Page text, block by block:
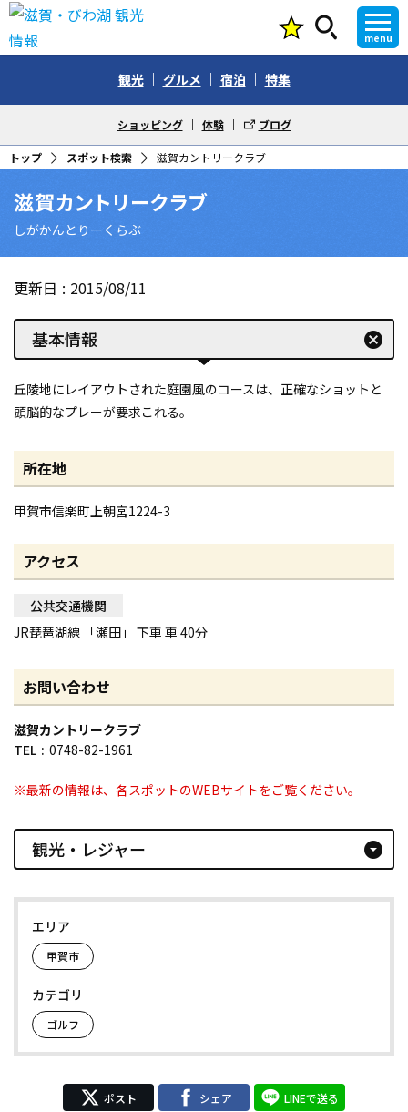
menu
観光 グルメ 宿泊 特集
ショッピング 体験 ブログ
トップ スポット検索 滋賀カントリークラブ
滋賀カントリークラブ
しがかんとりーくらぶ
更新日 2015/08/11
基本情報 cancel
丘陵地にレイアウトされた庭園風のコースは、正確なショットと
頭脳的なプレーが要求これる。
所在地
甲賀市信楽町上朝宮1224-3
アクセス
公共交通機関
JR琵琶湖線 「瀬田」 下車 車 40分
お問い合わせ
滋賀カントリークラブ
TEL
0748-82-1961
※最新の情報は、各スポットのWEBサイトをご覧ください。
観光・レジャー arrow_drop_down_circle
エリア
甲賀市
カテゴリ
ゴルフ
ポスト シェア LINEで送る